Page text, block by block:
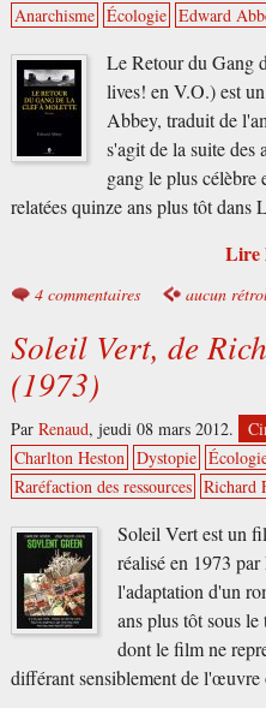
Anarchisme Écologie Edward
Le Retour du Gang
lives! en V.O.) est
Abbey, traduit de
s'agit de la suite des
gang le plus célèbre
relatées quinze ans plus tôt
Lire
4 commentaires aucun
Soleil Vert, de
(1973)
Par Renaud, jeudi 08 mars 2012.
Charlton Heston Dystopie
Raréfaction des ressources Richard
Soleil Vert est un
réalisé en 1973
l'adaptation d'un
ans plus tôt sous
dont le film ne
différant sensiblement de